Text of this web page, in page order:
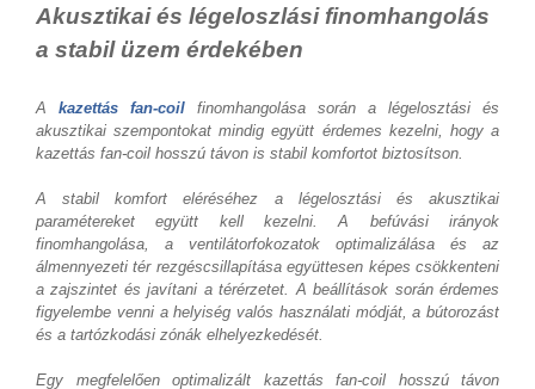
Akusztikai és légeloszlási finomhangolás
a stabil üzem érdekében
A kazettás fan-coil finomhangolása során a légelosztási és
akusztikai szempontokat mindig együtt érdemes kezelni, hogy a
kazettás fan-coil hosszú távon is stabil komfortot biztosítson.
A stabil komfort eléréséhez a légelosztási és akusztikai
paramétereket együtt kell kezelni. A befúvási irányok
finomhangolása, a ventilátorfokozatok optimalizálása és az
álmennyezeti tér rezgéscsillapítása együttesen képes csökkenteni
a zajszintet és javítani a térérzetet. A beállítások során érdemes
figyelembe venni a helyiség valós használati módját, a bútorozást
és a tartózkodási zónák elhelyezkedését.
Egy megfelelően optimalizált kazettás fan-coil hosszú távon